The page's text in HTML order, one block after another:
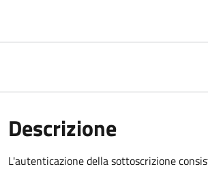
Descrizione
L'autenticazione della sottoscrizione